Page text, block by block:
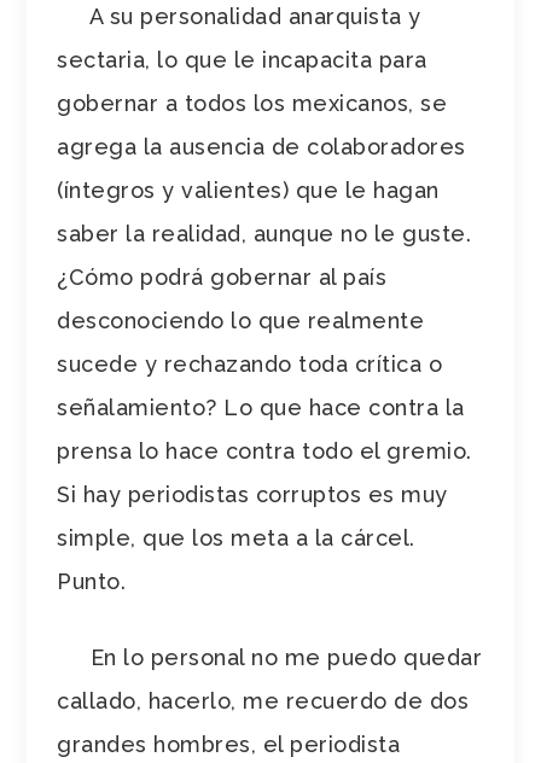
A su personalidad anarquista y
sectaria, lo que le incapacita para
gobernar a todos los mexicanos, se
agrega la ausencia de colaboradores
(íntegros y valientes) que le hagan
saber la realidad, aunque no le guste.
¿Cómo podrá gobernar al país
desconociendo lo que realmente
sucede y rechazando toda crítica o
señalamiento? Lo que hace contra la
prensa lo hace contra todo el gremio.
Si hay periodistas corruptos es muy
simple, que los meta a la cárcel.
Punto.
En lo personal no me puedo quedar
callado, hacerlo, me recuerdo de dos
grandes hombres, el periodista